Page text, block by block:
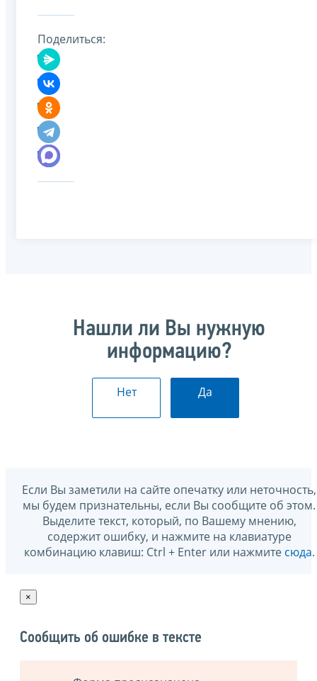
Поделиться:
Нашли ли Вы нужную
информацию?
Нет Да
Если Вы заметили на сайте опечатку или неточность,
мы будем признательны, если Вы сообщите об этом.
Выделите текст, который, по Вашему мнению,
содержит ошибку, и нажмите на клавиатуре
комбинацию клавиш: Ctrl + Enter или нажмите сюда.
×
Сообщить об ошибке в тексте